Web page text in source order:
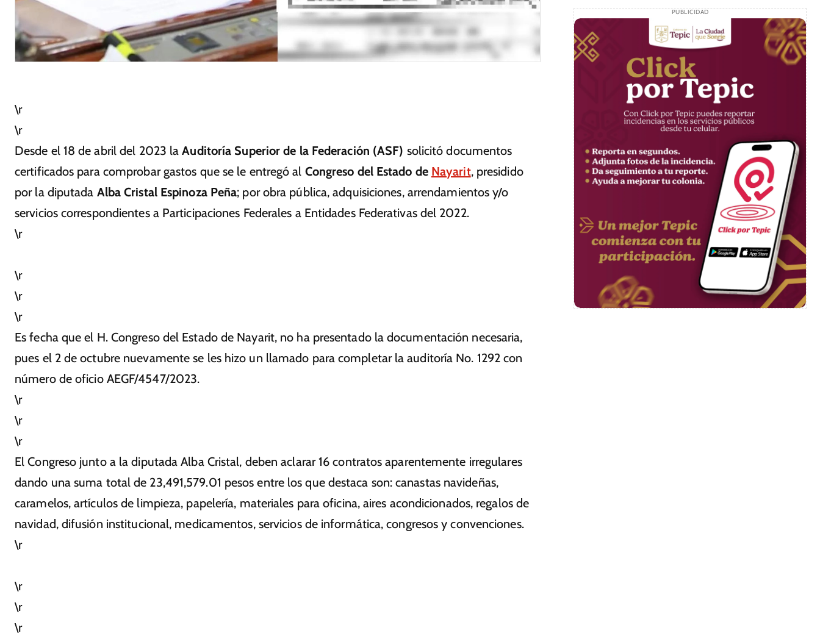
\r
\r
Desde el 18 de abril del 2023 laAuditoría Superior de la Federación (ASF) solicitó documentos
certificados para comprobar gastos que se le entregó al Congreso del Estado de Nayarit, presidido
por la diputada Alba Cristal Espinoza Peña; por obra pública, adquisiciones, arrendamientos y/o
servicios correspondientes a Participaciones Federales a Entidades Federativas del 2022.
\r
\r
\r
\r
Es fecha que el H. Congreso del Estado de Nayarit, no ha presentado la documentación necesaria,
pues el 2 de octubre nuevamente se les hizo un llamado para completar la auditoría No. 1292 con
número de oficio AEGF/4547/2023.
\r
\r
\r
El Congreso junto a la diputada Alba Cristal, deben aclarar 16 contratos aparentemente irregulares
dando una suma total de 23,491,579.01 pesos entre los que destaca son: canastas navideñas,
caramelos, artículos de limpieza, papelería, materiales para oficina, aires acondicionados, regalos de
navidad, difusión institucional, medicamentos, servicios de informática, congresos y convenciones.
\r
\r
\r
\r
PUBLICIDAD